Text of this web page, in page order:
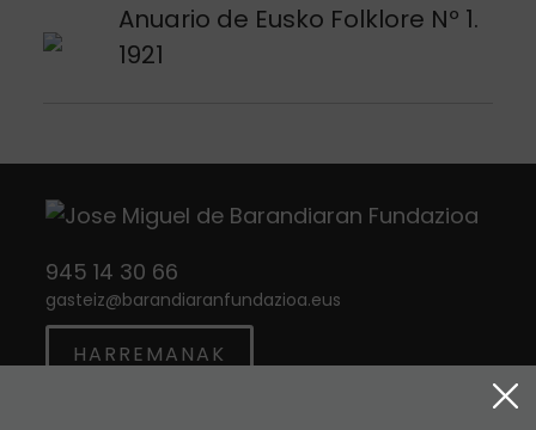
Anuario de Eusko Folklore Nº 1.
1921
Argitalpena ikusi
945 14 30 66
gasteiz@barandiaranfundazioa.eus
HARREMANAK